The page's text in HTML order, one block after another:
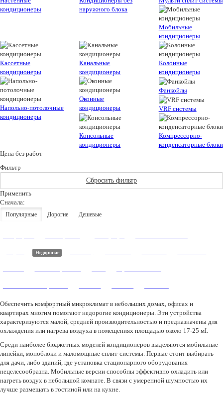
кондиционеры
наружного блока
Мобильные
кондиционеры
Кассетные
кондиционеры
Канальные
кондиционеры
Колонные
кондиционеры
Напольно-потолочные
кондиционеры
Оконные
кондиционеры
Фанкойлы
VRF системы
Консольные
кондиционеры
Компрессорно-
конденсаторные блоки
Цена без работ
Фильтр
Сбросить фильтр
Применить
Сначала:
Популярные Дорогие Дешевые
Недорогие
Обеспечить комфортный микроклимат в небольших домах, офисах и
квартирах многим помогают недорогие кондиционеры. Эти устройства
характеризуются малой, средней производительностью и предназначены для
охлаждения или нагрева воздуха в помещениях площадью около 17-25 мІ.
Среди наиболее бюджетных моделей кондиционеров выделяются мобильные
линейки, моноблоки и маломощные сплит-системы. Первые стоит выбирать
для дачи, либо зданий, где установка стационарного оборудования
нецелесообразна. Мобильные версии способны эффективно охладить или
нагреть воздух в небольшой комнате. В связи с умеренной шумностью их
лучше размещать в гостиной или на кухне.